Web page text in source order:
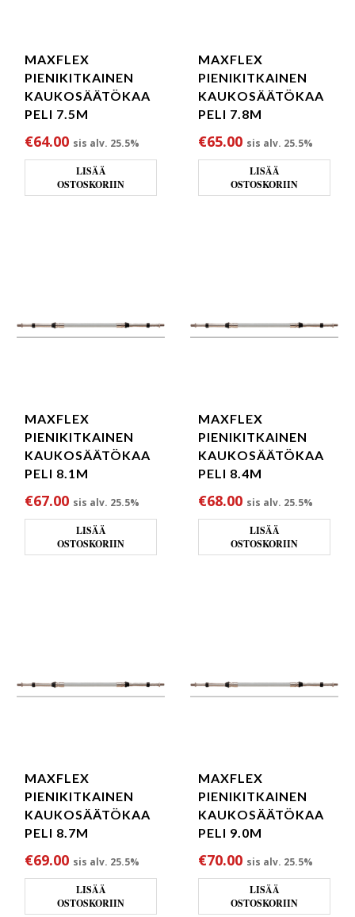
MAXFLEX
PIENIKITKAINEN
KAUKOSÄÄTÖKAA
PELI 7.5M
€64.00 sis alv. 25.5%
LISÄÄ
OSTOSKORIIN
MAXFLEX
PIENIKITKAINEN
KAUKOSÄÄTÖKAA
PELI 7.8M
€65.00 sis alv. 25.5%
LISÄÄ
OSTOSKORIIN
MAXFLEX
PIENIKITKAINEN
KAUKOSÄÄTÖKAA
PELI 8.1M
€67.00 sis alv. 25.5%
LISÄÄ
OSTOSKORIIN
MAXFLEX
PIENIKITKAINEN
KAUKOSÄÄTÖKAA
PELI 8.4M
€68.00 sis alv. 25.5%
LISÄÄ
OSTOSKORIIN
MAXFLEX
PIENIKITKAINEN
KAUKOSÄÄTÖKAA
PELI 8.7M
€69.00 sis alv. 25.5%
LISÄÄ
OSTOSKORIIN
MAXFLEX
PIENIKITKAINEN
KAUKOSÄÄTÖKAA
PELI 9.0M
€70.00 sis alv. 25.5%
LISÄÄ
OSTOSKORIIN